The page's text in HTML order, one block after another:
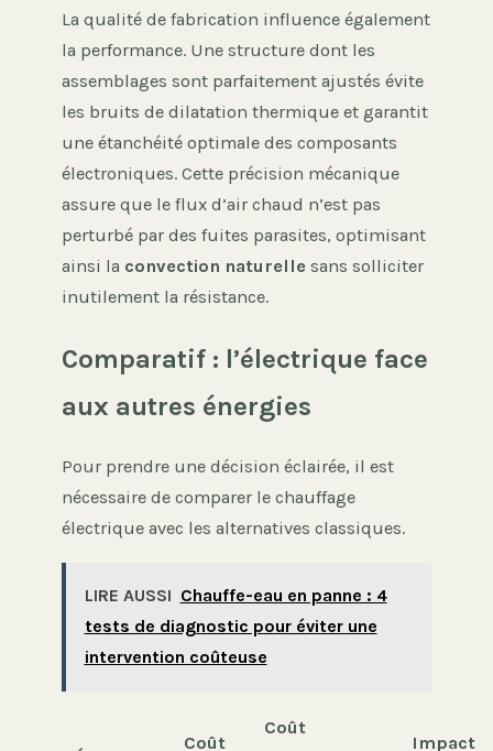
La qualité de fabrication influence également
la performance. Une structure dont les
assemblages sont parfaitement ajustés évite
les bruits de dilatation thermique et garantit
une étanchéité optimale des composants
électroniques. Cette précision mécanique
assure que le flux d’air chaud n’est pas
perturbé par des fuites parasites, optimisant
ainsi la convection naturelle sans solliciter
inutilement la résistance.
Comparatif : l’électrique face
aux autres énergies
Pour prendre une décision éclairée, il est
nécessaire de comparer le chauffage
électrique avec les alternatives classiques.
LIRE AUSSI Chauffe-eau en panne : 4
tests de diagnostic pour éviter une
intervention coûteuse
Coût
Coût
Impact